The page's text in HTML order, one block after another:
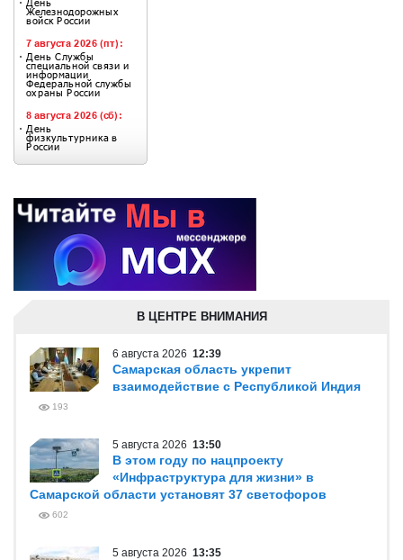
В ЦЕНТРЕ ВНИМАНИЯ
6 августа 2026 12:39
Самарская область укрепит
взаимодействие с Республикой Индия
193
5 августа 2026 13:50
В этом году по нацпроекту
«Инфраструктура для жизни» в
Самарской области установят 37 светофоров
602
5 августа 2026 13:35